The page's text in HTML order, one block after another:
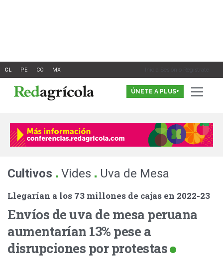
Inicia Sesión o Registrate
ÚNETE A PLUS+
Cultivos . Vides . Uva de Mesa
Llegarían a los 73 millones de cajas en 2022-23
Envíos de uva de mesa peruana
aumentarían 13% pese a
disrupciones por protestas